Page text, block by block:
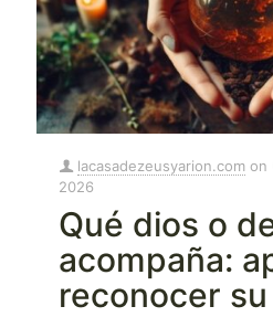
lacasadezeusyarion.com on
2026
Qué dios o
acompaña:
reconocer